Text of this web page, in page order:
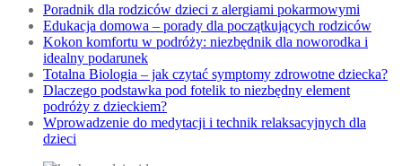
Poradnik dla rodziców dzieci z alergiami pokarmowymi
Edukacja domowa – porady dla początkujących rodziców
Kokon komfortu w podróży: niezbędnik dla noworodka i
idealny podarunek
Totalna Biologia – jak czytać symptomy zdrowotne dziecka?
Dlaczego podstawka pod fotelik to niezbędny element
podróży z dzieckiem?
Wprowadzenie do medytacji i technik relaksacyjnych dla
dzieci